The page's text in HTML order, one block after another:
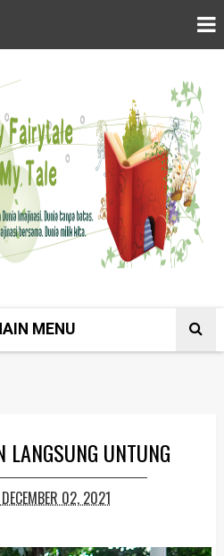
MENU
LANGSUNG UNTUNG
02, 2021